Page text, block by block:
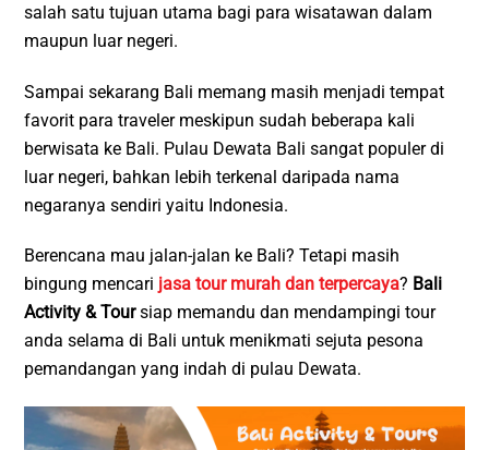
salah satu tujuan utama bagi para wisatawan dalam
maupun luar negeri.
Sampai sekarang Bali memang masih menjadi tempat
favorit para traveler meskipun sudah beberapa kali
berwisata ke Bali. Pulau Dewata Bali sangat populer di
luar negeri, bahkan lebih terkenal daripada nama
negaranya sendiri yaitu Indonesia.
Berencana mau jalan-jalan ke Bali? Tetapi masih
bingung mencari jasa tour murah dan terpercaya? Bali
Activity & Toursiap memandu dan mendampingi tour
anda selama di Bali untuk menikmati sejuta pesona
pemandangan yang indah di pulau Dewata.